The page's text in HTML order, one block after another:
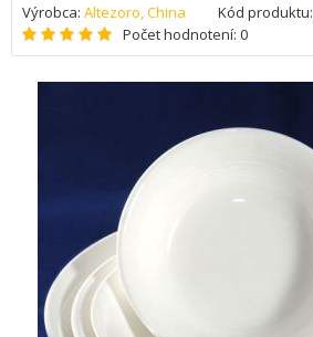
Výrobca: Altezoro, China Kód produktu:
Počet hodnotení: 0